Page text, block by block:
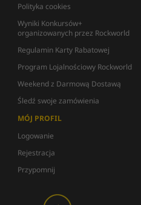
Polityka cookies
Wyniki Konkursów+
organizowanych przez Rockworld
Regulamin Karty Rabatowej
Program Lojalnościowy Rockworld
Weekend z Darmową Dostawą
Śledź swoje zamówienia
MÓJ PROFIL
Logowanie
Rejestracja
Przypomnij